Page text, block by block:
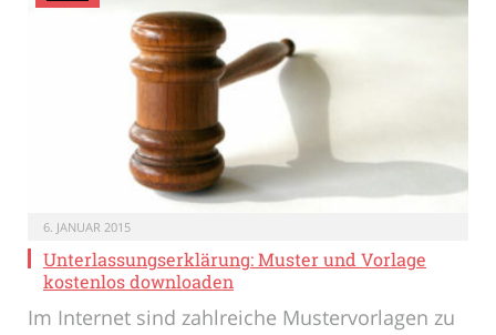
6. JANUAR 2015
Unterlassungserklärung: Muster und Vorlage
kostenlos downloaden
Im Internet sind zahlreiche Mustervorlagen zu